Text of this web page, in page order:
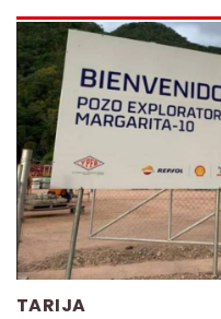
TARIJA